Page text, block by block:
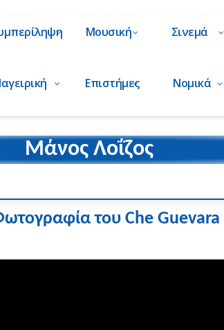
Μουσική Σινεμά
Επιστήμες Νομικά
Μάνος Λοΐζος
του Che Guevara